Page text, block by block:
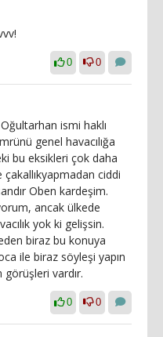
0 0
ismi haklı
genel havacılığa
bu eksikleri çok daha
ciddi
Oben kardeşim.
ancak ülkede
yok ki gelişsin.
biraz bu konuya
ile biraz söyleşi yapın
vardır.
0 0